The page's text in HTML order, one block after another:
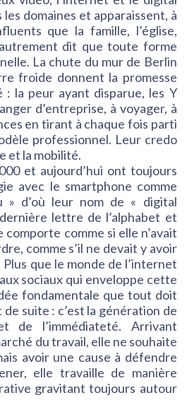
domaines et apparaissent, à
que la famille, l’église,
autrement dit que toute forme
La chute du mur de Berlin
froide donnent la promesse
: la peur ayant disparue, les Y
d’entreprise, à voyager, à
en tirant à chaque fois parti
professionnel. Leur credo
et la mobilité.
et aujourd’hui ont toujours
avec le smartphone comme
» d’où leur nom de « digital
lettre de l’alphabet et
comme si elle n’avait
comme s’il ne devait y avoir
que le monde de l’internet
sociaux qui enveloppe cette
fondamentale que tout doit
suite : c’est la génération de
de l’immédiateté. Arrivant
du travail, elle ne souhaite
avoir une cause à défendre
elle travaille de manière
gravitant toujours autour